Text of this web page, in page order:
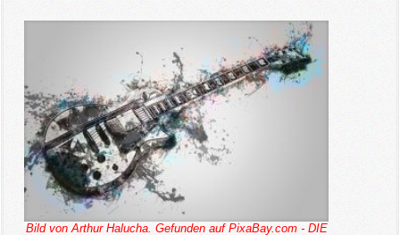
Bild von Arthur Halucha. Gefunden auf PixaBay.com - DIE